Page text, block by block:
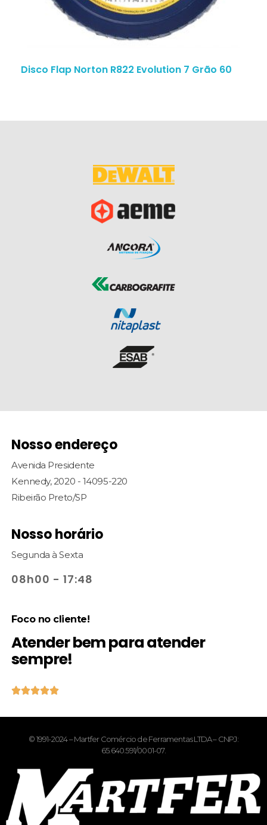
Disco Flap Norton R822 Evolution 7 Grão 60
Nosso endereço
Avenida Presidente
Kennedy, 2020 - 14095-220
Ribeirão Preto/SP
Nosso horário
Segunda à Sexta
08h00 - 17:48
Foco no cliente!
Atender bem para atender
sempre!

© 1991-2024 – Martfer Comércio de Ferramentas LTDA – CNPJ:
65.640.591/0001-07.